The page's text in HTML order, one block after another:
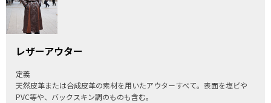
レザーアウター
定義
天然皮革または合成皮革の素材を用いたアウターすべて。表面を塩ビや
PVC等や、バックスキン調のものも含む。